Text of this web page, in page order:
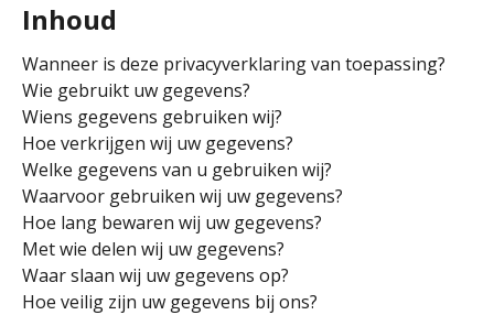
Inhoud
Wanneer is deze privacyverklaring van toepassing?
Wie gebruikt uw gegevens?
Wiens gegevens gebruiken wij?
Hoe verkrijgen wij uw gegevens?
Welke gegevens van u gebruiken wij?
Waarvoor gebruiken wij uw gegevens?
Hoe lang bewaren wij uw gegevens?
Met wie delen wij uw gegevens?
Waar slaan wij uw gegevens op?
Hoe veilig zijn uw gegevens bij ons?